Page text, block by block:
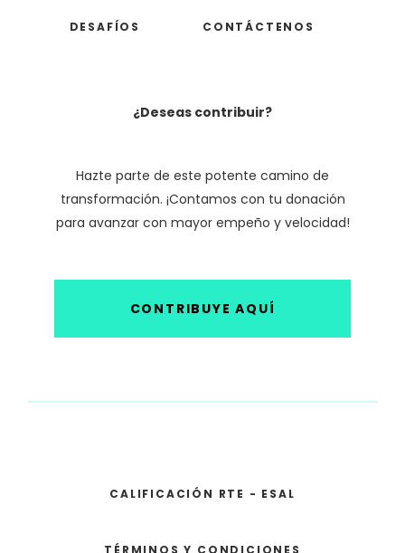
DESAFÍOS CONTÁCTENOS
¿Deseas contribuir?
Hazte parte de este potente camino de
transformación. ¡Contamos con tu donación
para avanzar con mayor empeño y velocidad!
CONTRIBUYE AQUÍ
CALIFICACIÓN RTE - ESAL